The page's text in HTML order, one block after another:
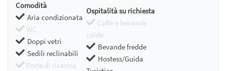
Comodità
Aria condizionata
WC
Doppi vetri
Sedili reclinabili
Porte di ricarica
Ospitalità su richiesta
Caffè e bevande
calde
Bevande fredde
Hostess/Guida